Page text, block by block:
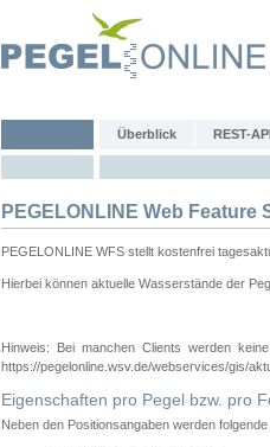
Überblick REST-
PEGELONLINE Web Feature
PEGELONLINE WFS stellt kostenfrei
Hierbei können aktuelle Wasserstände der
Hinweis: Bei manchen Clients werden
https://pegelonline.wsv.de/webservices/gis/
Eigenschaften pro Pegel bzw. pro
Neben den Positionsangaben werden